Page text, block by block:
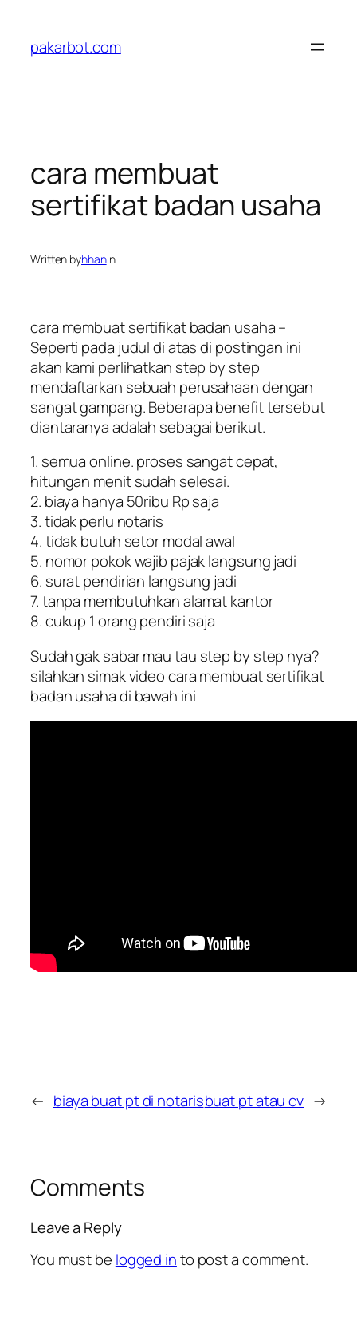
content
pakarbot.com
cara membuat
sertifikat badan usaha
Written byhhanin
cara membuat sertifikat badan usaha –
Seperti pada judul di atas di postingan ini
akan kami perlihatkan step by step
mendaftarkan sebuah perusahaan dengan
sangat gampang. Beberapa benefit tersebut
diantaranya adalah sebagai berikut.
1. semua online. proses sangat cepat,
hitungan menit sudah selesai.
2. biaya hanya 50ribu Rp saja
3. tidak perlu notaris
4. tidak butuh setor modal awal
5. nomor pokok wajib pajak langsung jadi
6. surat pendirian langsung jadi
7. tanpa membutuhkan alamat kantor
8. cukup 1 orang pendiri saja
Sudah gak sabar mau tau step by step nya?
silahkan simak video cara membuat sertifikat
badan usaha di bawah ini
← biaya buat pt di notarisbuat pt atau cv →
Comments
Leave a Reply
You must be logged into post a comment.